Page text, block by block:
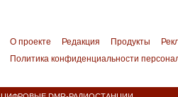
О проекте Редакция Продукты
Политика конфиденциальности